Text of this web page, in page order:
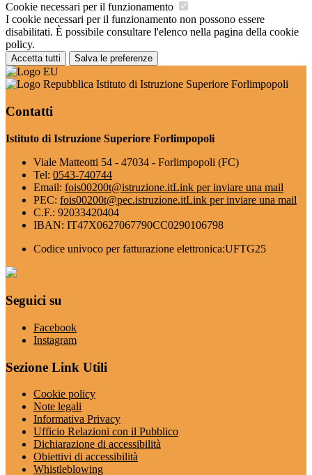
Cookie necessari per il funzionamento
I cookie necessari per il funzionamento non possono essere
disabilitati. È possibile consultare l'elenco nella pagina della cookie
policy.
Accetta tutti Salva le preferenze
Istituto di Istruzione Superiore Forlimpopoli
Contatti
Istituto di Istruzione Superiore Forlimpopoli
Viale Matteotti 54 - 47034 - Forlimpopoli (FC)
Tel: 0543-740744
Email: fois00200t@istruzione.itLink per inviare una mail
PEC: fois00200t@pec.istruzione.itLink per inviare una mail
C.F.: 92033420404
IBAN: IT47X0627067790CC0290106798
Codice univoco per fatturazione elettronica:UFTG25
Seguici su
Facebook
Instagram
Sezione Link Utili
Cookie policy
Note legali
Informativa Privacy
Ufficio Relazioni con il Pubblico
Dichiarazione di accessibilità
Obiettivi di accessibilità
Whistleblowing